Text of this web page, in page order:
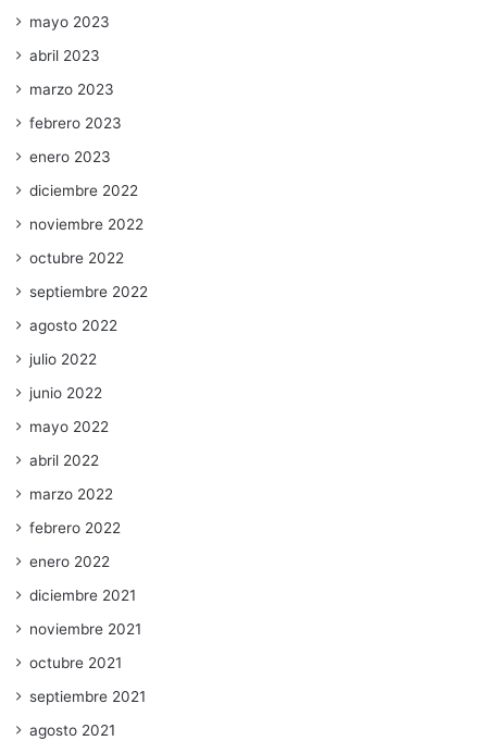
mayo 2023
abril 2023
marzo 2023
febrero 2023
enero 2023
diciembre 2022
noviembre 2022
octubre 2022
septiembre 2022
agosto 2022
julio 2022
junio 2022
mayo 2022
abril 2022
marzo 2022
febrero 2022
enero 2022
diciembre 2021
noviembre 2021
octubre 2021
septiembre 2021
agosto 2021